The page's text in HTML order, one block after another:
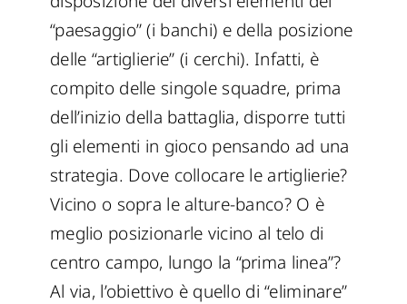
“paesaggio” (i banchi) e della posizione
delle “artiglierie” (i cerchi). Infatti, è
compito delle singole squadre, prima
dell’inizio della battaglia, disporre tutti
gli elementi in gioco pensando ad una
strategia. Dove collocare le artiglierie?
Vicino o sopra le alture-banco? O è
meglio posizionarle vicino al telo di
centro campo, lungo la “prima linea”?
Al via, l’obiettivo è quello di “eliminare”